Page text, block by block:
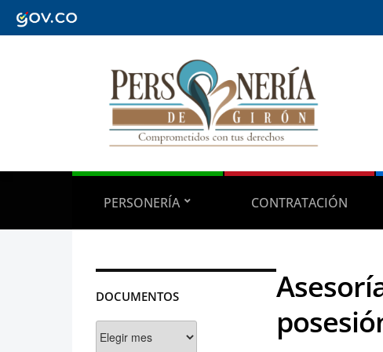
PERSONERÍA CONTRATACIÓN
DOCUMENTOS